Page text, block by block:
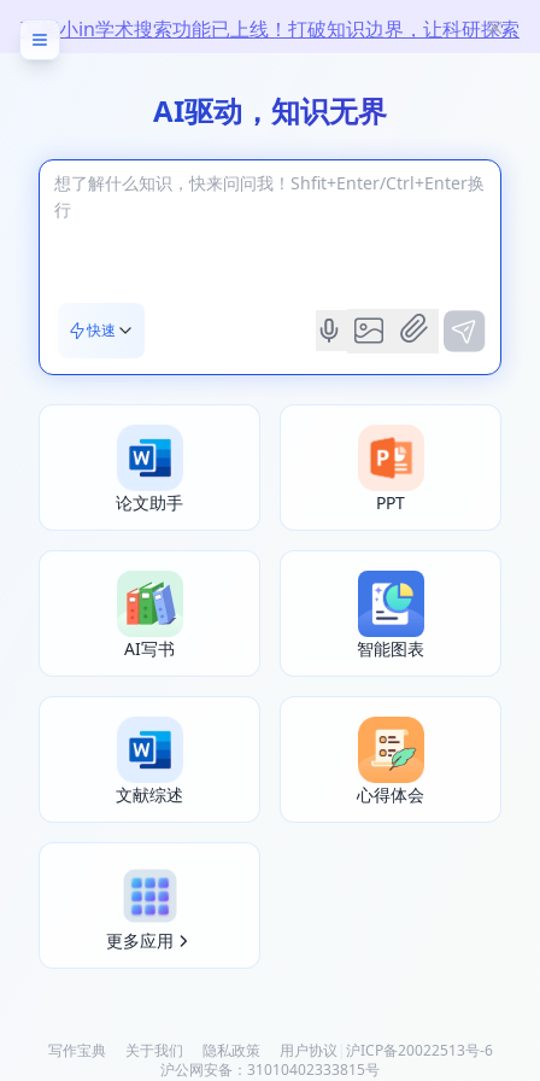
万能小in学术搜索功能已上线！打破知识边界，让科研探索
AI驱动，知识无界
快速
论文助手 PPT
AI写书 智能图表
文献综述 心得体会
更多应用
写作宝典 关于我们 隐私政策 用户协议 沪ICP备20022513号-6
沪公网安备：31010402333815号